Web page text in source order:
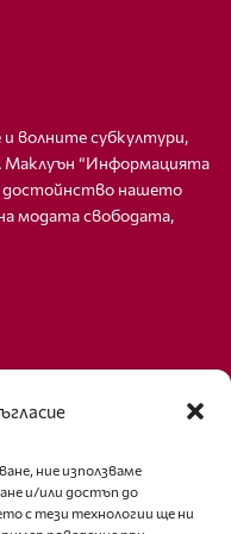
ние използваме
и/или достъп до
с тези технологии ще ни
волните субкултури,
“Информацията
достойнство нашето
модата свободата,